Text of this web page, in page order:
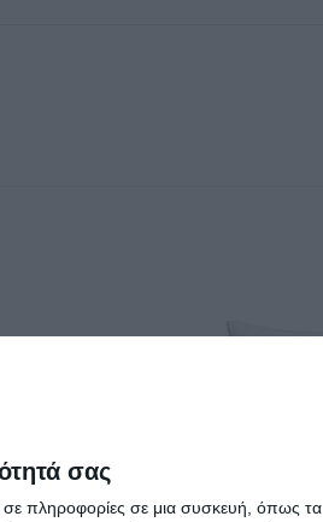
σας
σε πληροφορίες σε μια συσκευή, όπως τα